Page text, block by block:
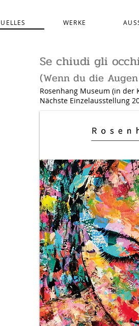
WERKE
Se chiudi gli
(Wenn du die
Rosenhang Museum (in
Nächste Einzelausstellung